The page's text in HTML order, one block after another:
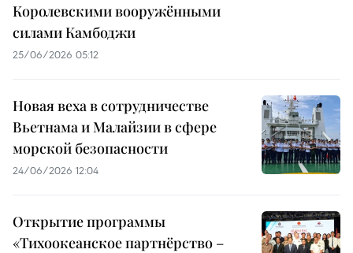
Королевскими вооружёнными
силами Камбоджи
25/06/2026 05:12
Новая веха в сотрудничестве
Вьетнама и Малайзии в сфере
морской безопасности
24/06/2026 12:04
Открытие программы
«Тихоокеанское партнёрство –